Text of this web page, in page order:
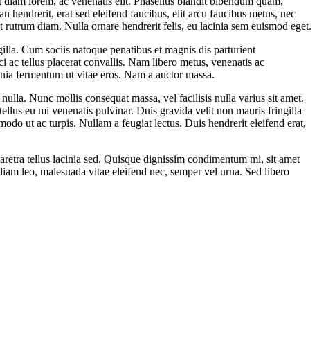
hendrerit, erat sed eleifend faucibus, elit arcu faucibus metus, nec
diam. Nulla ornare hendrerit felis, eu lacinia sem euismod eget.
Cum sociis natoque penatibus et magnis dis parturient
tellus placerat convallis. Nam libero metus, venenatis ac
fermentum ut vitae eros. Nam a auctor massa.
Nunc mollis consequat massa, vel facilisis nulla varius sit amet.
eu mi venenatis pulvinar. Duis gravida velit non mauris fringilla
ut ac turpis. Nullam a feugiat lectus. Duis hendrerit eleifend erat,
tellus lacinia sed. Quisque dignissim condimentum mi, sit amet
leo, malesuada vitae eleifend nec, semper vel urna. Sed libero